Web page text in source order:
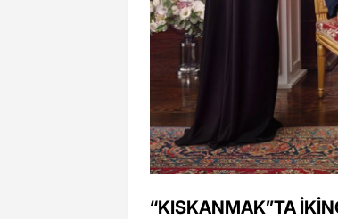
“KISKANMAK”TA